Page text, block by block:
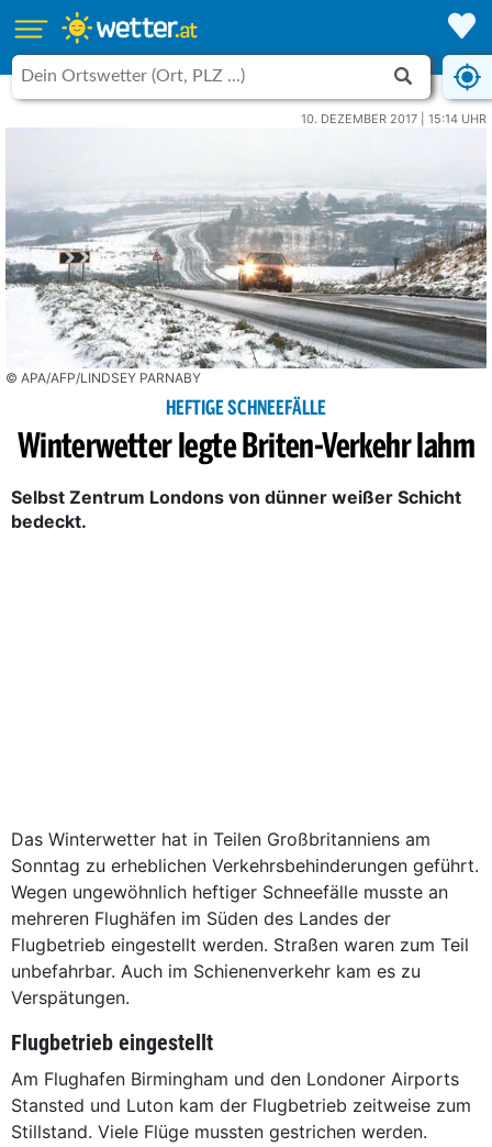
10. DEZEMBER 2017 | 15:14 UHR
© APA/AFP/LINDSEY PARNABY
HEFTIGE SCHNEEFÄLLE
Winterwetter legte Briten-Verkehr lahm
Selbst Zentrum Londons von dünner weißer Schicht
bedeckt.
Das Winterwetter hat in Teilen Großbritanniens am
Sonntag zu erheblichen Verkehrsbehinderungen geführt.
Wegen ungewöhnlich heftiger Schneefälle musste an
mehreren Flughäfen im Süden des Landes der
Flugbetrieb eingestellt werden. Straßen waren zum Teil
unbefahrbar. Auch im Schienenverkehr kam es zu
Verspätungen.
Flugbetrieb eingestellt
Am Flughafen Birmingham und den Londoner Airports
Stansted und Luton kam der Flugbetrieb zeitweise zum
Stillstand. Viele Flüge mussten gestrichen werden.